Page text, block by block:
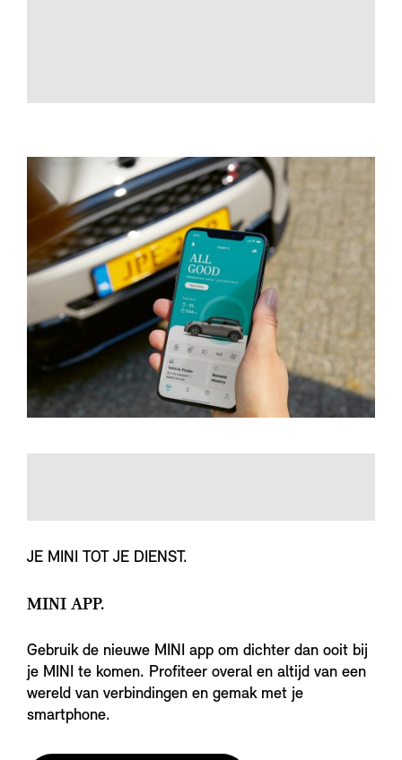
JE MINI TOT JE DIENST.
MINI APP.
Gebruik de nieuwe MINI app om dichter dan ooit bij
je MINI te komen. Profiteer overal en altijd van een
wereld van verbindingen en gemak met je
smartphone.